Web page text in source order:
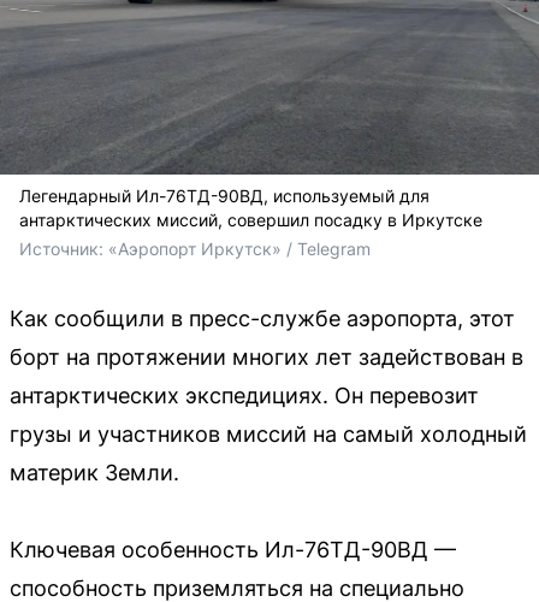
Легендарный Ил-76ТД-90ВД, используемый для
антарктических миссий, совершил посадку в Иркутске
Источник: «Аэропорт Иркутск» / Telegram
Как сообщили в пресс-службе аэропорта, этот
борт на протяжении многих лет задействован в
антарктических экспедициях. Он перевозит
грузы и участников миссий на самый холодный
материк Земли.
Ключевая особенность Ил-76ТД-90ВД —
способность приземляться на специально